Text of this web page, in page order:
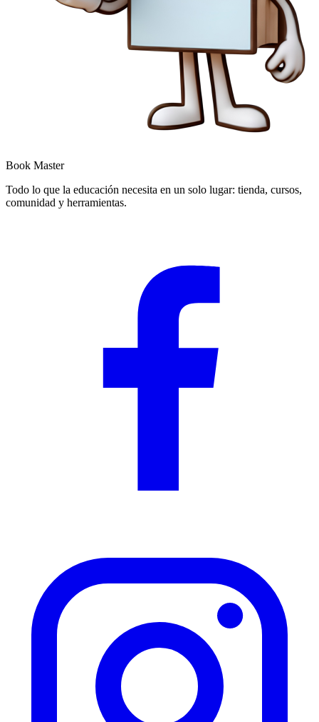
Book Master
Todo lo que la educación necesita en un solo lugar: tienda, cursos,
comunidad y herramientas.